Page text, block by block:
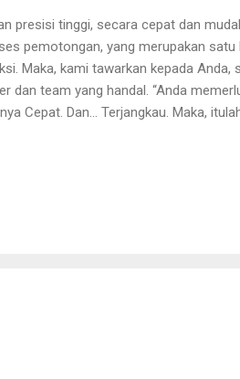
presisi tinggi, secara cepat dan
pemotongan, yang merupakan satu
Maka, kami tawarkan kepada Anda,
dan team yang handal. “Anda
Cepat. Dan… Terjangkau. Maka,
terbatas di ketebalan 5mm untuk